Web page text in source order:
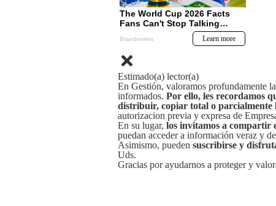
Estimado(a) lector(a)
En Gestión, valoramos profundamente
informados. Por ello, les recordamos
distribuir, copiar total o parcialmente
autorizacion previa y expresa de
En su lugar, los invitamos a compartir
puedan acceder a información veraz y
Asimismo, pueden suscribirse y
Uds.
Gracias por ayudarnos a proteger y